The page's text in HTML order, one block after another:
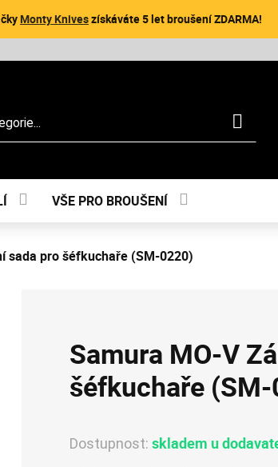
Monty Kniveszískáváte 5 let broušení ZDARMA!
VŠE PRO BROUŠENÍ
sada pro šéfkuchaře (SM-0220)
Samura MO-V
šéfkuchaře
Dostupnost: skladem u